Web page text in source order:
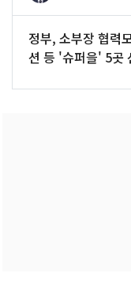
정부, 소부장 협력
션 등 '슈퍼을' 5곳